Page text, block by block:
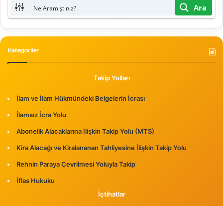
Ara
Kategoriler
Takip Yolları
İlam ve İlam Hükmündeki Belgelerin İcrası
İlamsız İcra Yolu
Abonelik Alacaklarına İlişkin Takip Yolu (MTS)
Kira Alacağı ve Kiralananan Tahliyesine İlişkin Takip Yolu
Rehnin Paraya Çevrilmesi Yoluyla Takip
İflas Hukuku
İçtihatlar